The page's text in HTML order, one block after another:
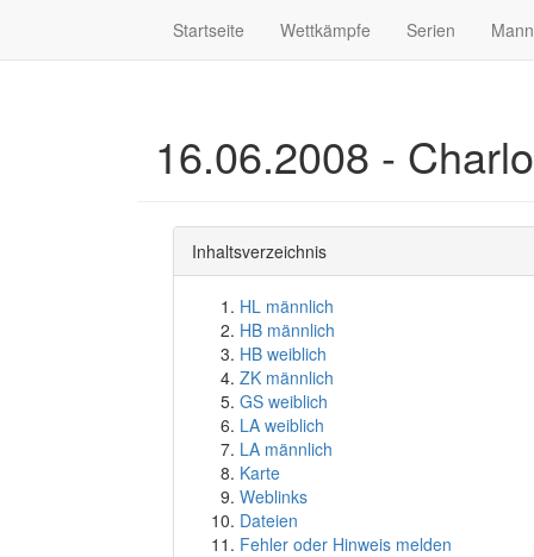
Startseite Wettkämpfe Serien
16.06.2008 -
Inhaltsverzeichnis
HL männlich
HB männlich
HB weiblich
ZK männlich
GS weiblich
LA weiblich
LA männlich
Karte
Weblinks
Dateien
Fehler oder Hinweis melden